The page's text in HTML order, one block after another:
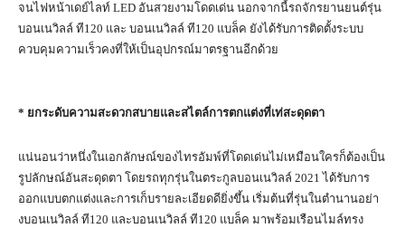
จนไฟหน้าเดย์ไลท์ LED อันสวยงามโดดเด่น นอกจากนี้รถจักรยานยนต์รุ่น
บอนเนวิลล์ ที120 และ บอนเนวิลล์ ที120 แบล็ค ยังได้รับการติดตั้งระบบ
ควบคุมความเร็วคงที่ให้เป็นอุปกรณ์มาตรฐานอีกด้วย
* ยกระดับความสะดวกสบายและสไตล์การตกแต่งที่เท่สะดุดตา
แน่นอนว่าหนึ่งในเอกลักษณ์ของไทรอัมพ์ที่โดดเด่นไม่เหมือนใครก็ต้องเป็น
รูปลักษณ์อันสะดุดตา โดยรถทุกรุ่นในตระกูลบอนเนวิลล์ 2021 ได้รับการ
ออกแบบตกแต่งและการเก็บรายละเอียดดียิ่งขึ้น เริ่มต้นที่รุ่นในตำนานอย่า
งบอนเนวิลล์ ที120 และบอนเนวิลล์ ที120 แบล็ค มาพร้อมเรือนไมล์ทรง